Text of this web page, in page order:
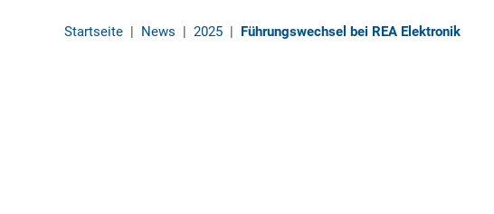
Startseite | News | 2025 | Führungswechsel bei REA Elektronik